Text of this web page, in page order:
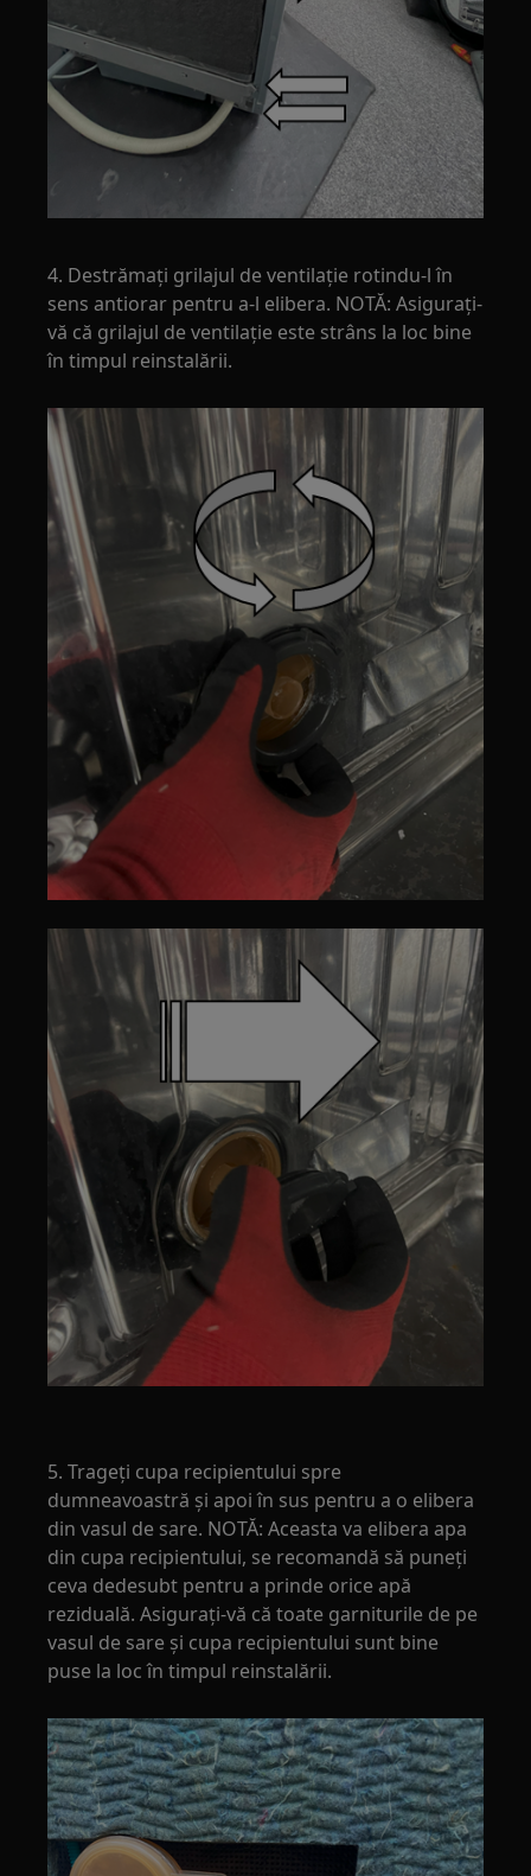
4. Destrămați grilajul de ventilație rotindu-l în
sens antiorar pentru a-l elibera. NOTĂ: Asigurați-
vă că grilajul de ventilație este strâns la loc bine
în timpul reinstalării.
5. Trageți cupa recipientului spre
dumneavoastră și apoi în sus pentru a o elibera
din vasul de sare. NOTĂ: Aceasta va elibera apa
din cupa recipientului, se recomandă să puneți
ceva dedesubt pentru a prinde orice apă
reziduală. Asigurați-vă că toate garniturile de pe
vasul de sare și cupa recipientului sunt bine
puse la loc în timpul reinstalării.